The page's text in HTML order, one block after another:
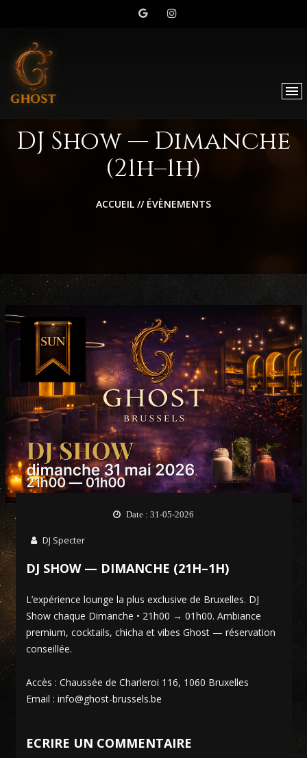
DJ Show — Dimanche
(21h–1h)
ACCUEIL // ÉVÈNEMENTS
Date : 31-05-2026
DJ Specter
DJ SHOW — DIMANCHE (21H–1H)
L’expérience lounge la plus exclusive de Bruxelles. DJ
Show chaque Dimanche • 21h00 → 01h00. Ambiance
premium, cocktails, chicha et vibes Ghost — réservation
conseillée.
Accès : Chaussée de Charleroi 116, 1060 Bruxelles
Email : info@ghost-brussels.be
ECRIRE UN COMMENTAIRE